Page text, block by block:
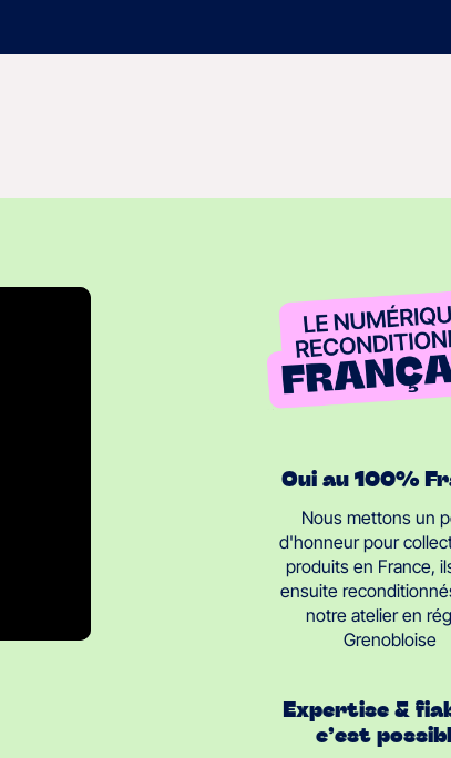
Oui au 100%
Nous mettons un
d'honneur pour
produits en France,
ensuite
notre atelier en
Grenobloise
Expertise &
c’est